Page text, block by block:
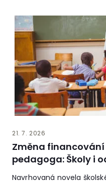
21. 7. 2026
Změna
pedagoga: Školy i
Navrhovaná novela